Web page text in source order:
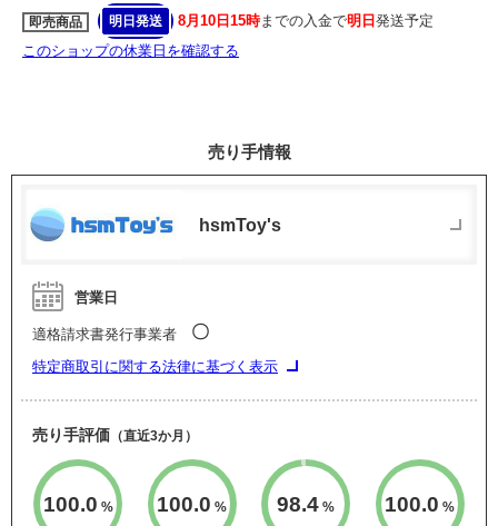
即売商品 明日発送 8月10日15時までの入金で明日 発送予定
このショップの休業日を確認する
売り手情報
hsmToy's
営業日
適格請求書発行事業者 〇
特定商取引に関する法律に基づく表示
売り手評価 （直近3か月）
100.0 % 100.0 % 98.4 % 100.0 %